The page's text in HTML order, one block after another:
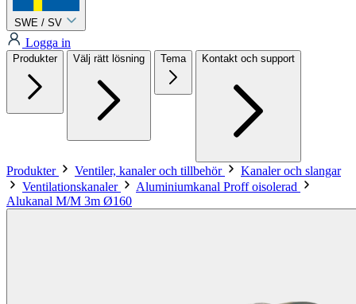
SWE / SV
Logga in
Produkter Välj rätt lösning Tema Kontakt och support
Produkter Ventiler, kanaler och tillbehör
Kanaler och slangar
Ventilationskanaler
Aluminiumkanal Proff oisolerad
Alukanal M/M 3m Ø160